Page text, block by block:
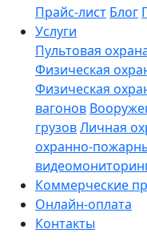
Прайс-лист Блог
Услуги
Пультовая
Физическая
Физическая
вагонов
грузовЛичная
охранно-
Коммерческие
Онлайн-оплата
Контакты